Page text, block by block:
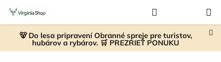
Prejsť
obsah
🐻 Do lesa pripravení Obranné spreje pre turistov,
hubárov a rybárov. 🛒 PREZRIEŤ PONUKU
KOŠÍK